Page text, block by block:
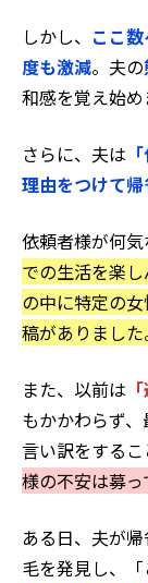
しかし、 ここ
度も激減。夫の
和感を覚え始め
さらに、夫は
理由をつけて
依頼者様が何気
での生活を楽
の中に特定の
稿がありました
また、以前は
もかかわらず
言い訳をするこ
様の不安は募っ
ある日、夫が
毛を発見し、